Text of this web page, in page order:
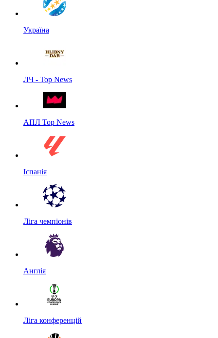
Україна
ЛЧ - Top News
АПЛ Top News
Іспанія
Ліга чемпіонів
Англія
Ліга конференцій